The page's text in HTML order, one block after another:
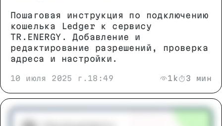
Пошаговая инструкция по подключению
кошелька Ledger к сервису
TR.ENERGY. Добавление и
редактирование разрешений, проверка
адреса и настройки.
10 июля 2025 г. 18:49 1k 3 мин